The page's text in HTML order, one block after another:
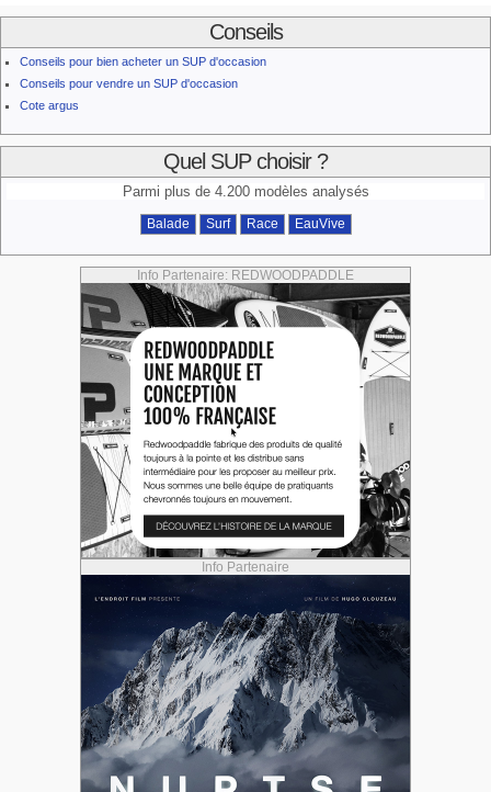
Conseils
Conseils pour bien acheter un SUP d'occasion
Conseils pour vendre un SUP d'occasion
Cote argus
Quel SUP choisir ?
Parmi plus de 4.200 modèles analysés
Balade Surf Race EauVive
Info Partenaire: REDWOODPADDLE
Info Partenaire